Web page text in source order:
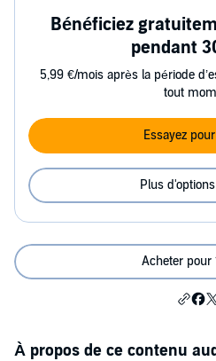
Bénéficiez
pendant
5,99 €/mois après la période
tout
Essayez
Plus
Acheter pour
À propos de ce contenu